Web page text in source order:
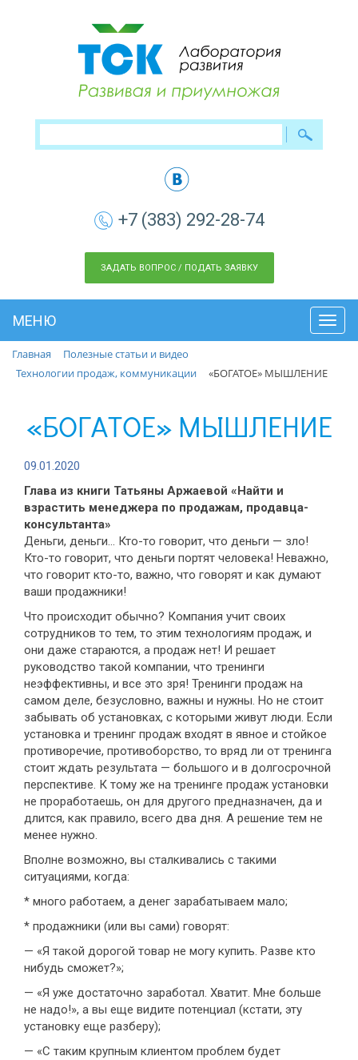
+7 (383) 292-28-74
ЗАДАТЬ ВОПРОС / ПОДАТЬ ЗАЯВКУ
МЕНЮ
Главная
Полезные статьи и видео
Технологии продаж, коммуникации
«БОГАТОЕ» МЫШЛЕНИЕ
«БОГАТОЕ» МЫШЛЕНИЕ
09.01.2020
Глава из книги Татьяны Аржаевой «Найти и
взрастить менеджера по продажам, продавца-
консультанта»
Деньги, деньги... Кто-то говорит, что деньги — зло!
Кто-то говорит, что деньги портят человека! Неважно,
что говорит кто-то, важно, что говорят и как думают
ваши продажники!
Что происходит обычно? Компания учит своих
сотрудников то тем, то этим технологиям продаж, и
они даже стараются, а продаж нет! И решает
руководство такой компании, что тренинги
неэффективны, и все это зря! Тренинги продаж на
самом деле, безусловно, важны и нужны. Но не стоит
забывать об установках, с которыми живут люди. Если
установка и тренинг продаж входят в явное и стойкое
противоречие, противоборство, то вряд ли от тренинга
стоит ждать результата — большого и в долгосрочной
перспективе. К тому же на тренинге продаж установки
не проработаешь, он для другого предназначен, да и
длится, как правило, всего два дня. А решение тем не
менее нужно.
Вполне возможно, вы сталкивались с такими
ситуациями, когда:
* много работаем, а денег зарабатываем мало;
* продажники (или вы сами) говорят:
— «Я такой дорогой товар не могу купить. Разве кто
нибудь сможет?»;
— «Я уже достаточно заработал. Хватит. Мне больше
не надо!», а вы еще видите потенциал (кстати, эту
установку еще разберу);
— «С таким крупным клиентом проблем будет